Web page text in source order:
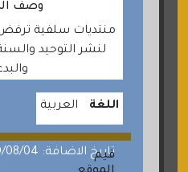
وصف
منتديات سلفية ترفض
لنشر التوحيد
اللغة العربية
تاريخ الاضافة: 2020/08/04
قيم